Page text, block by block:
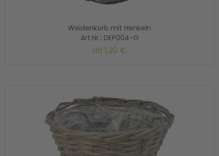
Weidenkorb mit Henkeln
Art.Nr.: DEP004-G
ab 1,20 €